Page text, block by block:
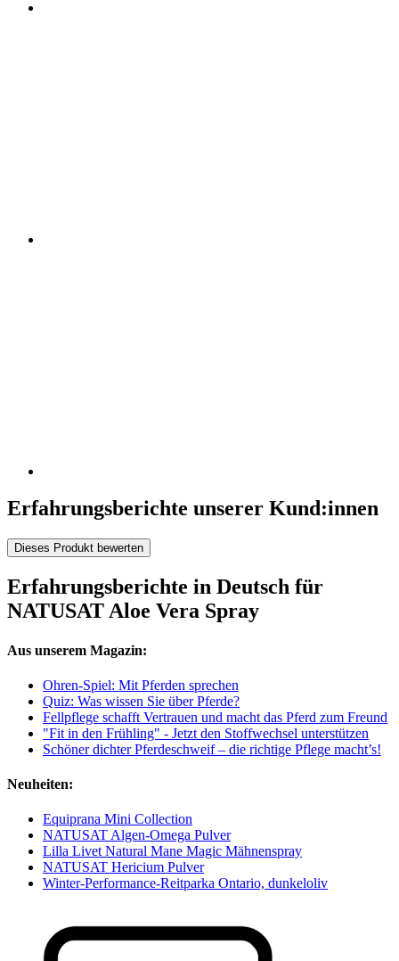
Erfahrungsberichte unserer Kund:innen
Dieses Produkt bewerten
Erfahrungsberichte in Deutsch für
NATUSAT Aloe Vera Spray
Aus unserem Magazin:
Ohren-Spiel: Mit Pferden sprechen
Quiz: Was wissen Sie über Pferde?
Fellpflege schafft Vertrauen und macht das Pferd zum Freund
"Fit in den Frühling" - Jetzt den Stoffwechsel unterstützen
Schöner dichter Pferdeschweif – die richtige Pflege macht’s!
Neuheiten:
Equiprana Mini Collection
NATUSAT Algen-Omega Pulver
Lilla Livet Natural Mane Magic Mähnenspray
NATUSAT Hericium Pulver
Winter-Performance-Reitparka Ontario, dunkeloliv